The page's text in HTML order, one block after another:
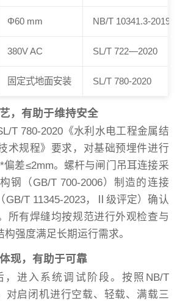
Φ60 mm NB/T 10341.3-2019
380V AC SL/T 722—2020
固定式地面安装 SL/T 780-2020
，有助于维持安全
T 780-2020《水利水电工程金属结
术规程》要求，对基础预埋件进行
差≤2mm。螺杆与闸门吊耳连接采
钢（GB/T 700-2006）制造的连接
GB/T 11345-2023，Ⅱ级评定）确认
所有焊缝均按规范进行外观检查与
强度满足长期运行需求。
现，有助于可靠
，进入系统调试阶段。按照NB/T
对启闭机进行空载、轻载、满载三